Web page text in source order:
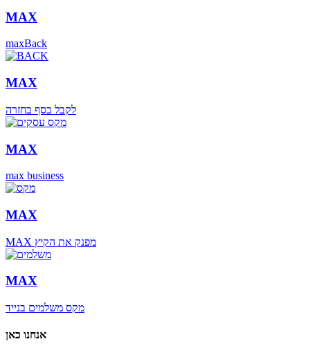
MAX
maxBack
MAX
לקבל כסף בחזרה
MAX
max business
MAX
MAX מפנק את הקיץ
MAX
מקס משלמים בנייד
אנחנו כאן